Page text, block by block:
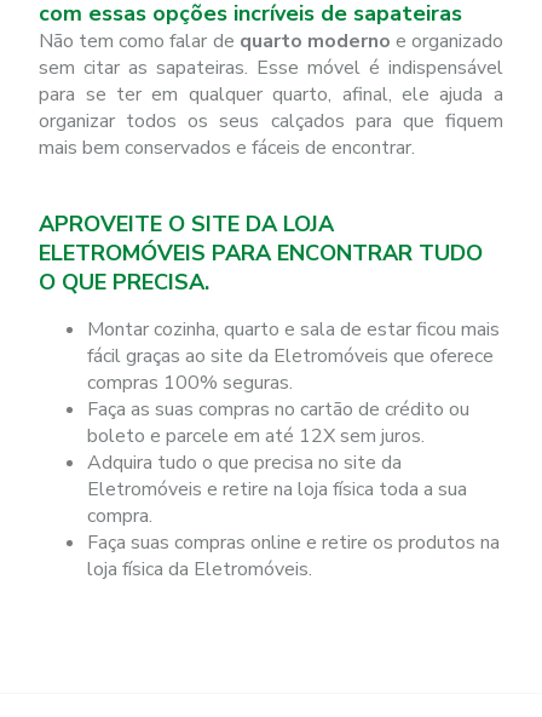
com essas opções incríveis de sapateiras
Não tem como falar de quarto moderno e organizado
sem citar as sapateiras. Esse móvel é indispensável
para se ter em qualquer quarto, afinal, ele ajuda a
organizar todos os seus calçados para que fiquem
mais bem conservados e fáceis de encontrar.
APROVEITE O SITE DA LOJA
ELETROMÓVEIS PARA ENCONTRAR TUDO
O QUE PRECISA.
Montar cozinha, quarto e sala de estar ficou mais
fácil graças ao site da Eletromóveis que oferece
compras 100% seguras.
Faça as suas compras no cartão de crédito ou
boleto e parcele em até 12X sem juros.
Adquira tudo o que precisa no site da
Eletromóveis e retire na loja física toda a sua
compra.
Faça suas compras online e retire os produtos na
loja física da Eletromóveis.